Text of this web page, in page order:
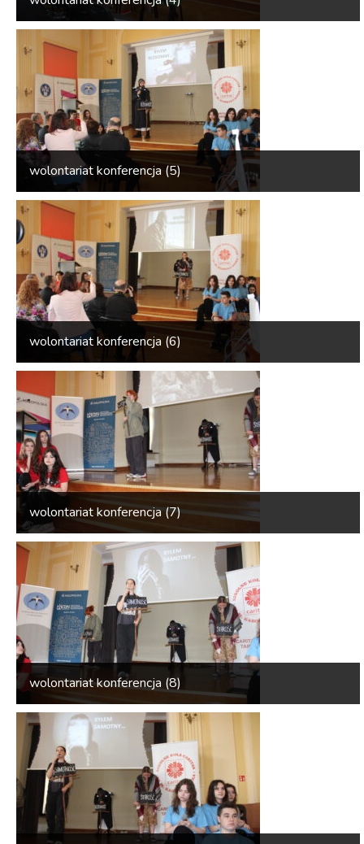
wolontariat konferencja (5)
wolontariat konferencja (6)
wolontariat konferencja (7)
wolontariat konferencja (8)